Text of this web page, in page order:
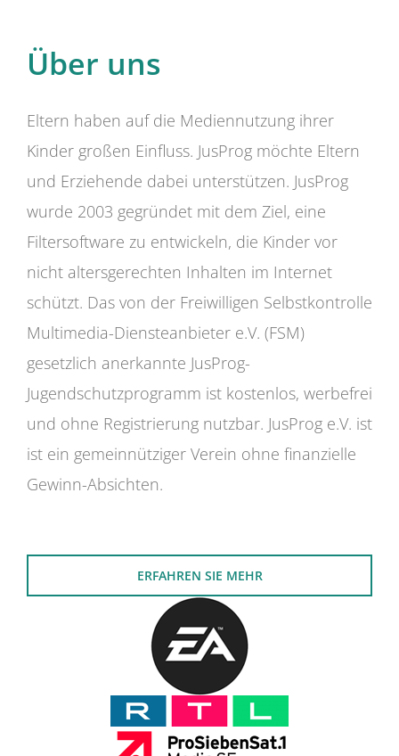
Über uns
Eltern haben auf die Mediennutzung ihrer
Kinder großen Einfluss. JusProg möchte Eltern
und Erziehende dabei unterstützen. JusProg
wurde 2003 gegründet mit dem Ziel, eine
Filtersoftware zu entwickeln, die Kinder vor
nicht altersgerechten Inhalten im Internet
schützt. Das von der Freiwilligen Selbstkontrolle
Multimedia-Diensteanbieter e.V. (FSM)
gesetzlich anerkannte JusProg-
Jugendschutzprogramm ist kostenlos, werbefrei
und ohne Registrierung nutzbar. JusProg e.V. ist
ist ein gemeinnütziger Verein ohne finanzielle
Gewinn-Absichten.
ERFAHREN SIE MEHR